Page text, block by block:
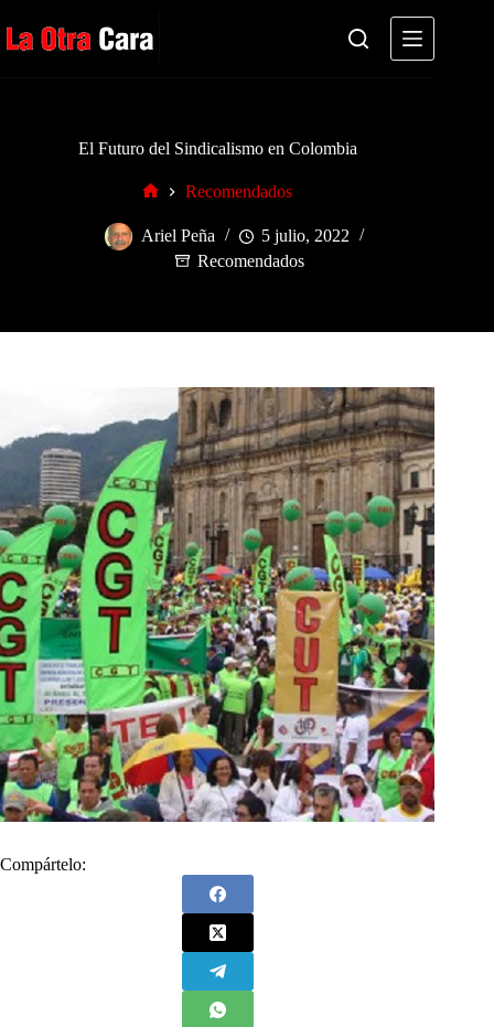
al
contenido
El Futuro del Sindicalismo en Colombia
Recomendados
Ariel Peña
5 julio, 2022
Recomendados
Compártelo: